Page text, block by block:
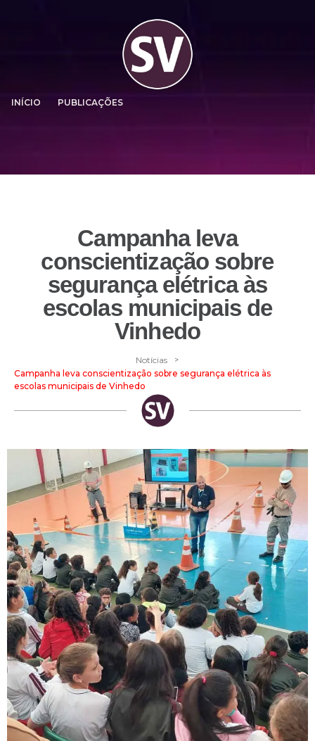
INÍCIO PUBLICAÇÕES
Campanha leva
conscientização sobre
segurança elétrica às
escolas municipais de
Vinhedo
Notícias >
Campanha leva conscientização sobre segurança elétrica às
escolas municipais de Vinhedo